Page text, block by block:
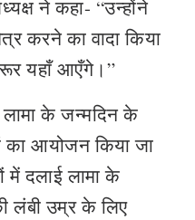
ने कहा- “उन्होंने
करने का वादा किया
यहाँ आएँगे।”
के जन्मदिन के
का आयोजन किया जा
में दलाई लामा के
लंबी उम्र के लिए